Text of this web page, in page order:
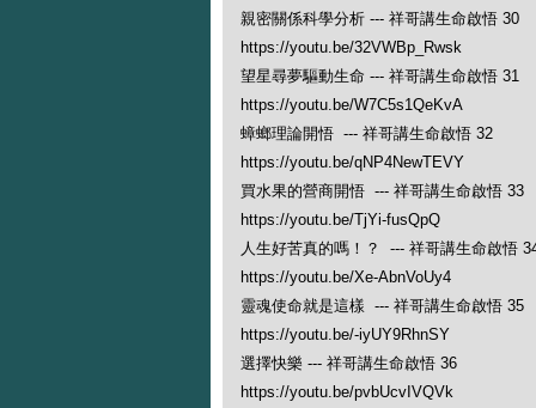
親密關係科學分析 --- 祥哥講生命啟悟 30
https://youtu.be/32VWBp_Rwsk
望星尋夢驅動生命 --- 祥哥講生命啟悟 31
https://youtu.be/W7C5s1QeKvA
蟑螂理論開悟 --- 祥哥講生命啟悟 32
https://youtu.be/qNP4NewTEVY
買水果的營商開悟 --- 祥哥講生命啟悟 33
https://youtu.be/TjYi-fusQpQ
人生好苦真的嗎！？ --- 祥哥講生命啟悟
https://youtu.be/Xe-AbnVoUy4
靈魂使命就是這樣 --- 祥哥講生命啟悟 35
https://youtu.be/-iyUY9RhnSY
選擇快樂 --- 祥哥講生命啟悟 36
https://youtu.be/pvbUcvIVQVk